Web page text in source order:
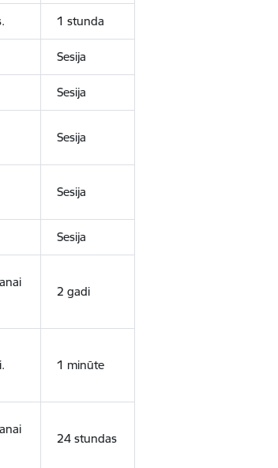
1 stunda
Sesija
Sesija
Sesija
Sesija
Sesija
2 gadi
1 minūte
24 stundas